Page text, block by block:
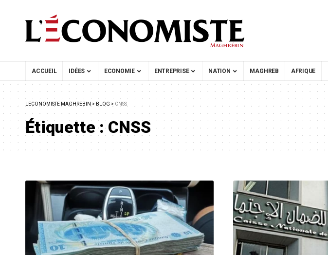
ACCUEIL IDÉES ECONOMIE ENTREPRISE NATION MAGHREB AFRIQUE
LECONOMISTE MAGHREBIN > BLOG > CNSS
Étiquette :CNSS